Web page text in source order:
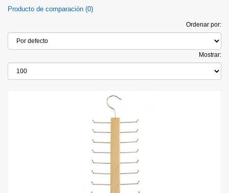
Producto de comparación (0)
Ordenar por:
Mostrar: